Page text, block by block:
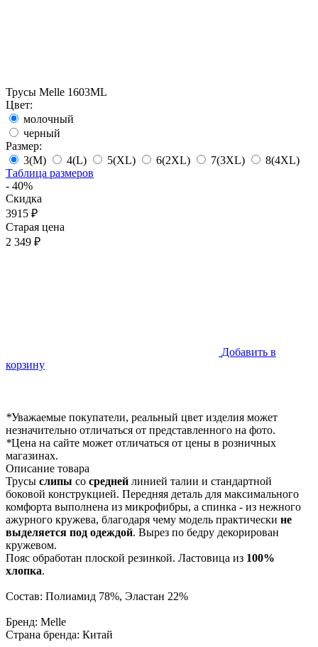
Трусы Melle 1603ML
Цвет:
молочный
черный
Размер:
3(M)
4(L) 5(XL) 6(2XL) 7(3XL)
8(4XL)
Таблица размеров
- 40%
Скидка
3915 ₽
Старая цена
2 349 ₽
Добавить в
корзину
*Уважаемые покупатели, реальный цвет изделия может
незначительно отличаться от представленного на фото.
*Цена на сайте может отличаться от цены в розничных
магазинах.
Описание товара
Трусы слипы со средней линией талии и стандартной
боковой конструкцией. Передняя деталь для максимального
комфорта выполнена из микрофибры, а спинка - из нежного
ажурного кружева, благодаря чему модель практически не
выделяется под одеждой. Вырез по бедру декорирован
кружевом.
Пояс обработан плоской резинкой. Ластовица из 100%
хлопка.
Состав: Полиамид 78%, Эластан 22%
Бренд: Melle
Страна бренда: Китай